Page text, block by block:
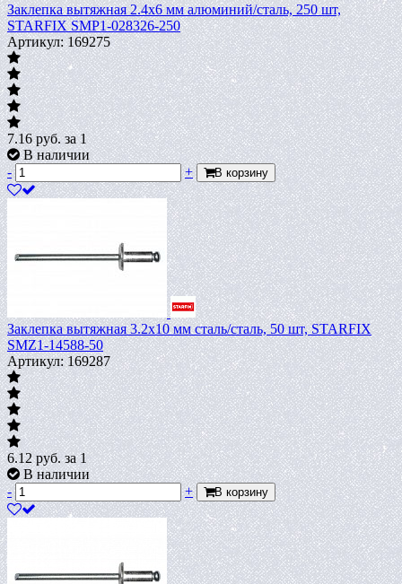
Заклепка вытяжная 2.4х6 мм алюминий/сталь, 250 шт,
STARFIX SMP1-028326-250
Артикул: 169275
7.16руб.за 1
В наличии
-
+ В корзину
Заклепка вытяжная 3.2х10 мм сталь/сталь, 50 шт, STARFIX
SMZ1-14588-50
Артикул: 169287
6.12руб.за 1
В наличии
-
+ В корзину